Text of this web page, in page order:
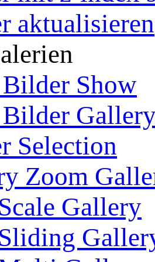
aktualisieren
Show
Selection
Zoom
Gallery